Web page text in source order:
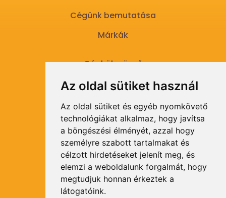
Az oldal sütiket használ
Az oldal sütiket és egyéb nyomkövető
technológiákat alkalmaz, hogy javítsa
a böngészési élményét, azzal hogy
személyre szabott tartalmakat és
célzott hirdetéseket jelenít meg, és
elemzi a weboldalunk forgalmát, hogy
megtudjuk honnan érkeztek a
látogatóink.
Cégünk bemutatása
Márkák
Gépkölcsönző
Termékcsoportok
Szállítási feltételek
Kapcsolat
Hasznos
Általános Szerződési Feltételek